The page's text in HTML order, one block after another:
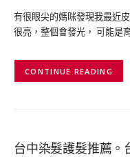
有很眼尖的媽咪發現我最近
很亮，整個會發光， 可能是
CONTINUE READING
台中染髮護髮推薦。